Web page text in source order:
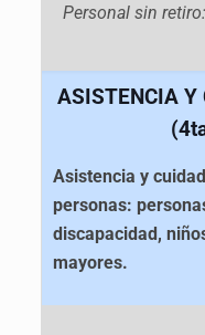
Personal sin retiro:
ASISTENCIA Y
Asistencia y
personas:
discapacidad,
mayores.